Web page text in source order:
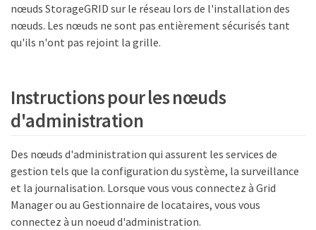
nœuds StorageGRID sur le réseau lors de l'installation des
nœuds. Les nœuds ne sont pas entièrement sécurisés tant
qu'ils n'ont pas rejoint la grille.
Instructions pour les nœuds
d'administration
Des nœuds d'administration qui assurent les services de
gestion tels que la configuration du système, la surveillance
et la journalisation. Lorsque vous vous connectez à Grid
Manager ou au Gestionnaire de locataires, vous vous
connectez à un noeud d'administration.